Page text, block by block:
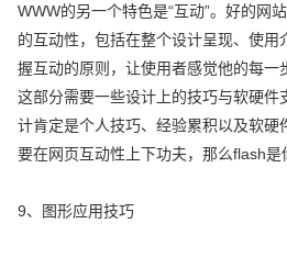
WWW的另一个特色是“互动”。好的网
的互动性，包括在整个设计呈现、使用
握互动的原则，让使用者感觉他的每一
这部分需要一些设计上的技巧与软硬件
计肯定是个人技巧、经验累积以及软硬
要在网页互动性上下功夫，那么flash是
9、图形应用技巧